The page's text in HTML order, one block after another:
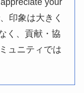
your
印象は大きく
く、貢献・協
ュニティでは